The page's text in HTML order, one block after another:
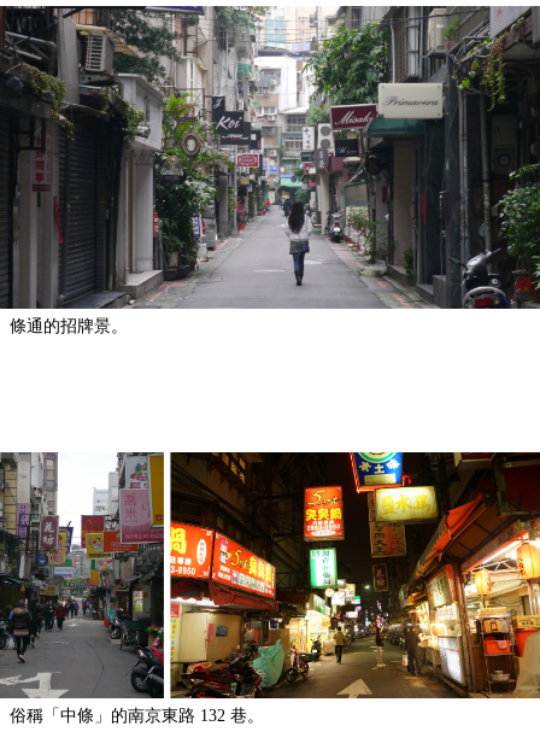
條通的招牌景。
俗稱「中條」的南京東路 132 巷。